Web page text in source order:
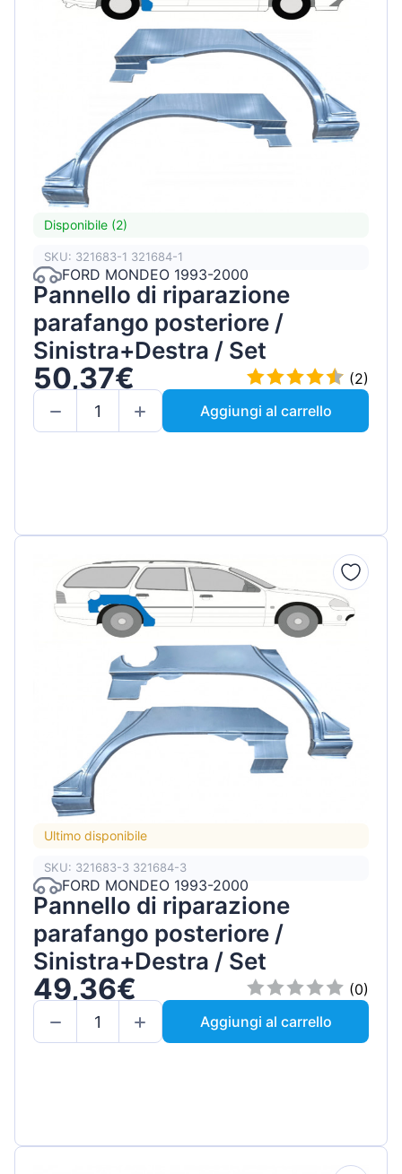
Disponibile (2)
SKU: 321683-1 321684-1
FORD MONDEO 1993-2000
Pannello di riparazione
parafango posteriore /
Sinistra+Destra / Set
50,37€
(2)
Aggiungi al carrello
Ultimo disponibile
SKU: 321683-3 321684-3
FORD MONDEO 1993-2000
Pannello di riparazione
parafango posteriore /
Sinistra+Destra / Set
49,36€
(0)
Aggiungi al carrello